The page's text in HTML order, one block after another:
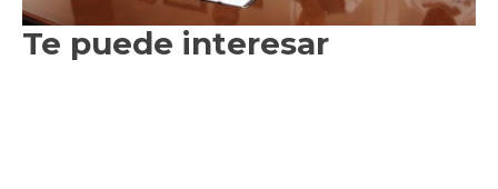
Te puede interesar